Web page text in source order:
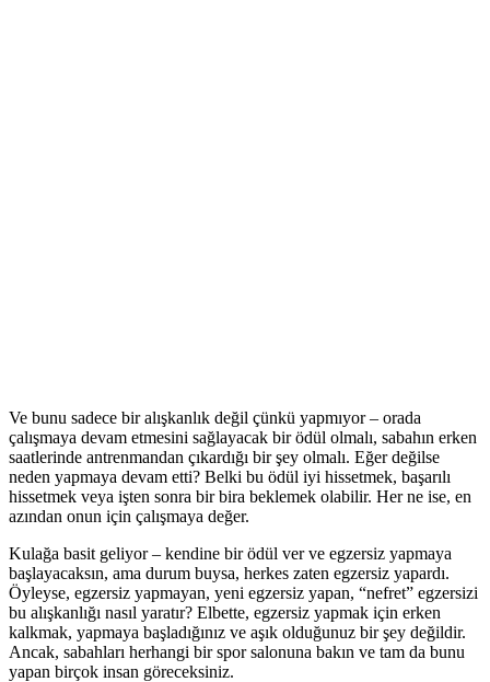
Ve bunu sadece bir alışkanlık değil çünkü yapmıyor – orada
çalışmaya devam etmesini sağlayacak bir ödül olmalı, sabahın erken
saatlerinde antrenmandan çıkardığı bir şey olmalı. Eğer değilse
neden yapmaya devam etti? Belki bu ödül iyi hissetmek, başarılı
hissetmek veya işten sonra bir bira beklemek olabilir. Her ne ise, en
azından onun için çalışmaya değer.
Kulağa basit geliyor – kendine bir ödül ver ve egzersiz yapmaya
başlayacaksın, ama durum buysa, herkes zaten egzersiz yapardı.
Öyleyse, egzersiz yapmayan, yeni egzersiz yapan, “nefret” egzersizi
bu alışkanlığı nasıl yaratır? Elbette, egzersiz yapmak için erken
kalkmak, yapmaya başladığınız ve aşık olduğunuz bir şey değildir.
Ancak, sabahları herhangi bir spor salonuna bakın ve tam da bunu
yapan birçok insan göreceksiniz.